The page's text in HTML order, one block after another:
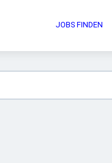
JOBS FINDEN